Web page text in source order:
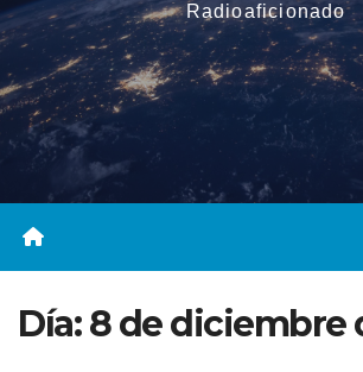
Radioaficionado
Día:8 de diciembre